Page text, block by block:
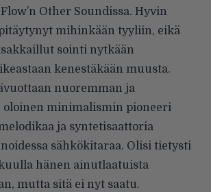
Other Soundissa. Hyvin
mihinkään tyyliin, eikä
sointi nytkään
kenestäkään muusta.
nuoremman ja
oloinen minimalismin pioneeri
ja syntetisaattoria
sähkökitaraa. Olisi tietysti
hänen ainutlaatuista
mutta sitä ei nyt saatu.